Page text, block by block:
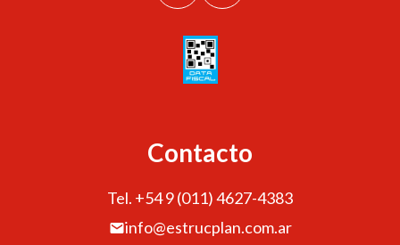
Contacto
Tel. +54 9 (011) 4627-4383
info@estrucplan.com.ar